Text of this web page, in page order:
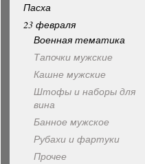
Пасха
23 февраля
Военная тематика
Тапочки мужские
Кашне мужские
Штофы и наборы для
вина
Банное мужское
Рубахи и фартуки
Прочее